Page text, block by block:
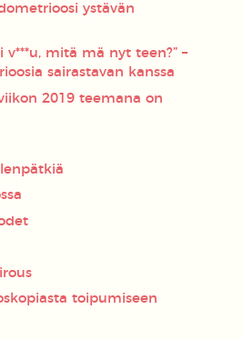
ystävän
v***u, mitä mä nyt teen?” –
sairastavan kanssa
2019 teemana on
toipumiseen